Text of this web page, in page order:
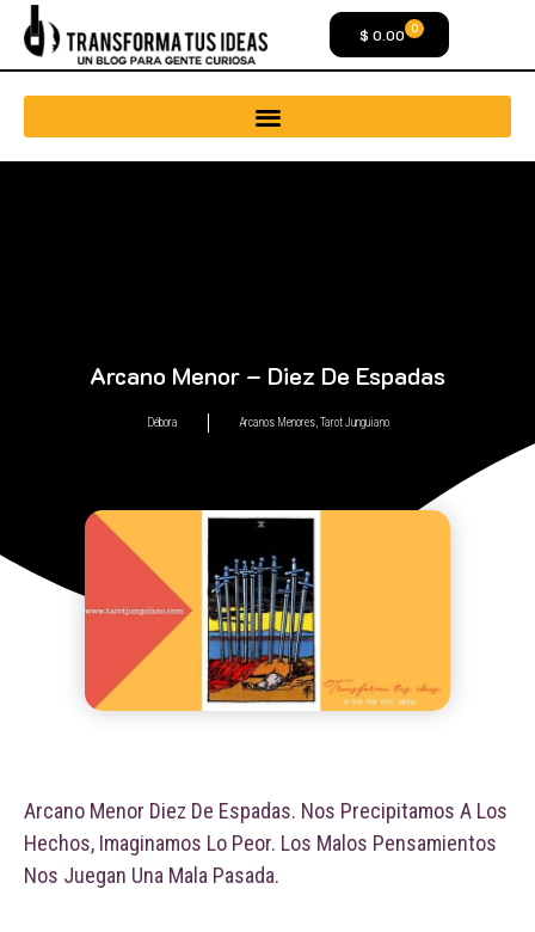
$ 0.00 0
Arcano Menor – Diez De Espadas
Débora Arcanos Menores, Tarot Junguiano
Arcano Menor Diez De Espadas. Nos Precipitamos A Los
Hechos, Imaginamos Lo Peor. Los Malos Pensamientos
Nos Juegan Una Mala Pasada.